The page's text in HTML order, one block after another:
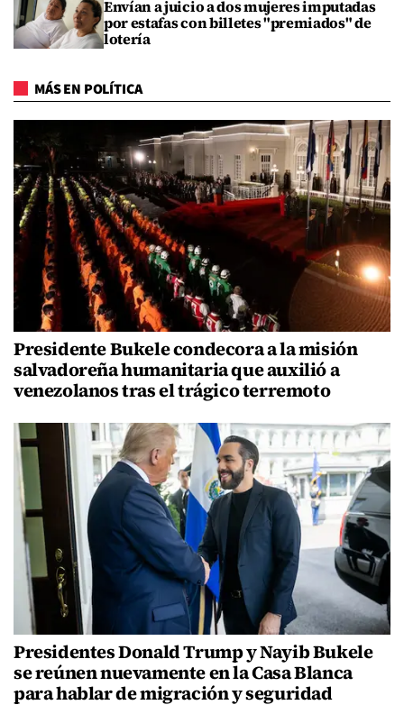
Envían a juicio a dos mujeres imputadas
por estafas con billetes "premiados" de
lotería
MÁS EN POLÍTICA
Presidente Bukele condecora a la misión
salvadoreña humanitaria que auxilió a
venezolanos tras el trágico terremoto
Presidentes Donald Trump y Nayib Bukele
se reúnen nuevamente en la Casa Blanca
para hablar de migración y seguridad